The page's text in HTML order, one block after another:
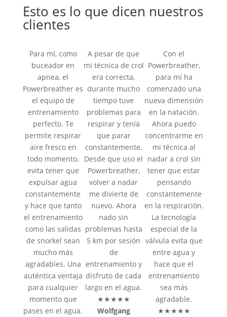
Esto es lo que dicen nuestros
clientes
Para mí, como
buceador en
apnea, el
Powerbreather es
el equipo de
entrenamiento
perfecto. Te
permite respirar
aire fresco en
todo momento,
evita tener que
expulsar agua
constantemente
y hace que tanto
el entrenamiento
como las salidas
de snorkel sean
mucho más
agradables. Una
auténtica ventaja
para cualquier
momento que
pases en el agua.
A pesar de que
mi técnica de crol
era correcta,
durante mucho
tiempo tuve
problemas para
respirar y tenía
que parar
constantemente.
Desde que uso el
Powerbreather,
volver a nadar
me divierte de
nuevo. Ahora
nado sin
problemas hasta
5 km por sesión
de
entrenamiento y
disfruto de cada
largo en el agua.
★★★★★
Wolfgang
Con el
Powerbreather,
para mí ha
comenzado una
nueva dimensión
en la natación.
Ahora puedo
concentrarme en
mi técnica al
nadar a crol sin
tener que estar
pensando
constantemente
en la respiración.
La tecnología
especial de la
válvula evita que
entre agua y
hace que el
entrenamiento
sea más
agradable.
★★★★★